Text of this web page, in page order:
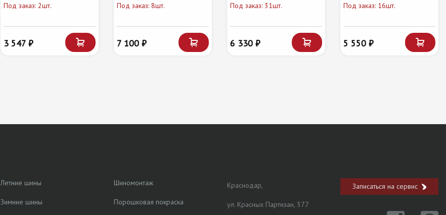
Под заказ: 2шт.
3 547 ₽
Под заказ: 8шт.
7 100 ₽
Под заказ: 31шт.
6 330 ₽
Под заказ: 16шт.
5 550 ₽
Летние шины
Зимние шины
Шиномонтаж
Порошковая покраска
Краснодар,
ул. Красных Партизан, 377
Записаться на сервис